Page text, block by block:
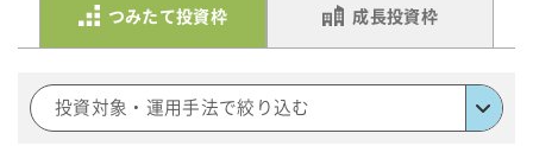
つみたて投資枠 成長投資枠
投資対象・運用手法で絞り込む